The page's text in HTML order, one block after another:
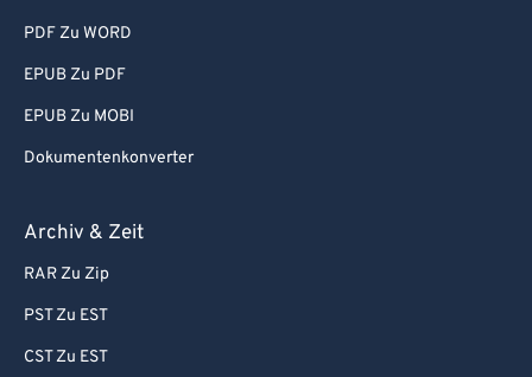
PDF Zu WORD
EPUB Zu PDF
EPUB Zu MOBI
Dokumentenkonverter
Archiv & Zeit
RAR Zu Zip
PST Zu EST
CST Zu EST